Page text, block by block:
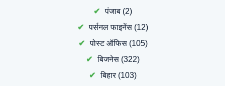
पंजाब (2)
पर्सनल फाइनेंस (12)
पोस्ट ऑफिस(105)
बिजनेस (322)
बिहार(103)